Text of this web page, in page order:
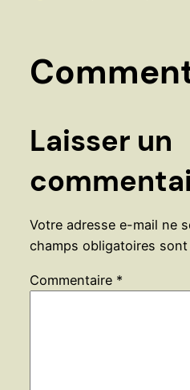
Laisser un
Votre adresse e-mail ne
champs obligatoires
Commentaire *